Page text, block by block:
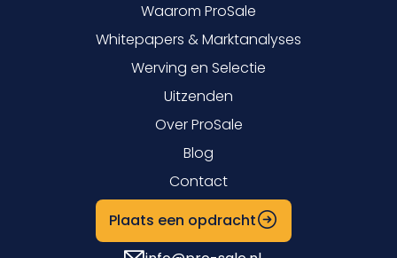
Waarom ProSale
Whitepapers & Marktanalyses
Werving en Selectie
Uitzenden
Over ProSale
Blog
Contact
Plaats een opdracht